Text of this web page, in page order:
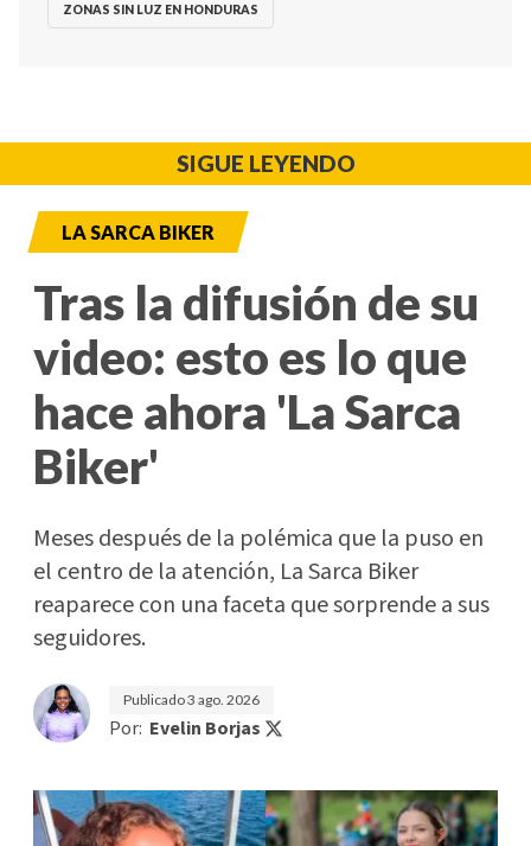
ZONAS SIN LUZ EN HONDURAS
SIGUE LEYENDO
LA SARCA BIKER
Tras la difusión de su
video: esto es lo que
hace ahora 'La Sarca
Biker'
Meses después de la polémica que la puso en
el centro de la atención, La Sarca Biker
reaparece con una faceta que sorprende a sus
seguidores.
Publicado3 ago. 2026
Por: Evelin Borjas